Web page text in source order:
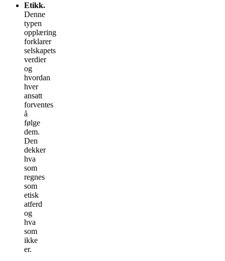
Etikk.
Denne
typen
opplæring
forklarer
selskapets
verdier
og
hvordan
hver
ansatt
forventes
å
følge
dem.
Den
dekker
hva
som
regnes
som
etisk
atferd
og
hva
som
ikke
er.